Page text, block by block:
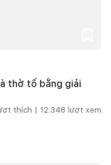
thờ tổ bằng giải
thích | 12.348 lượt xem